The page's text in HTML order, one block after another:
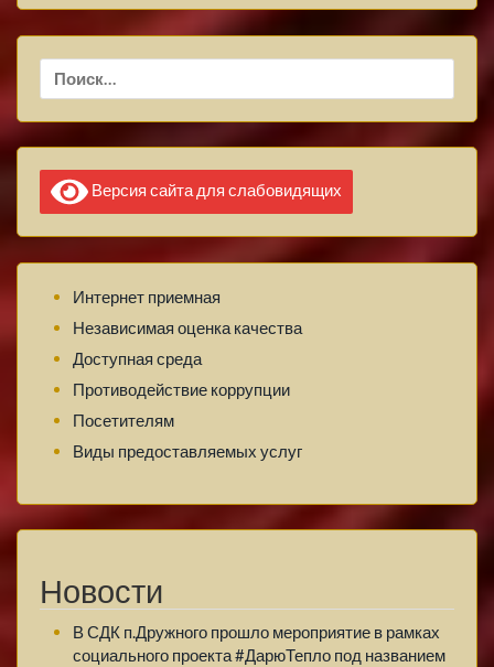
Найти:
Версия сайта для слабовидящих
Интернет приемная
Независимая оценка качества
Доступная среда
Противодействие коррупции
Посетителям
Виды предоставляемых услуг
Новости
В СДК п.Дружного прошло мероприятие в рамках
социального проекта #ДарюТепло под названием